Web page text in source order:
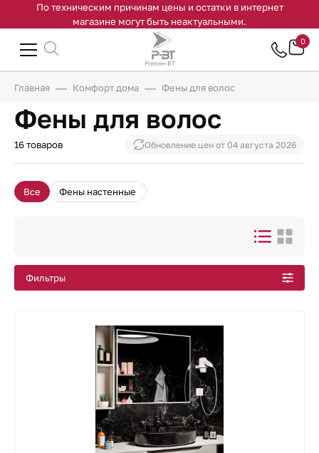
По техническим причинам цены и остатки в интернет
магазине могут быть неактуальными.
0
Главная Комфорт дома Фены для волос
Фены для волос
16 товаров Обновление цен от 04 августа 2026
Все Фены настенные
Фильтры